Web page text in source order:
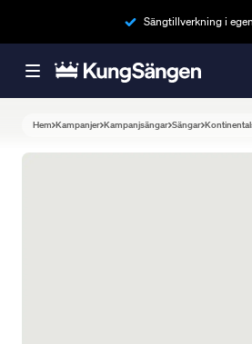
Sängtillverkning i
Hem Kampanjer Kampanjsängar Sängar